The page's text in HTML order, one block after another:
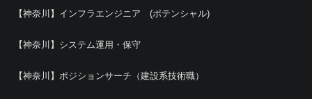
【神奈川】インフラエンジニア (ポテンシャル)
【神奈川】システム運用・保守
【神奈川】ポジションサーチ（建設系技術職）